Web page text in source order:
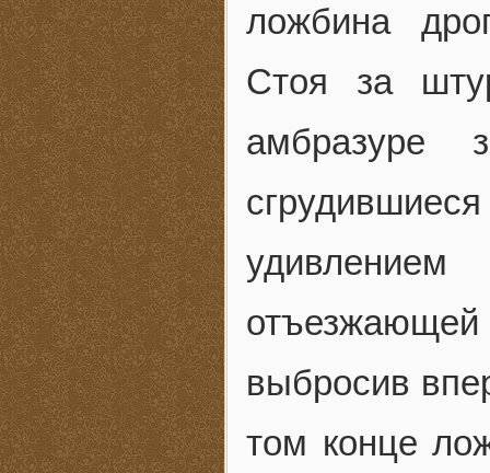
ложбина
Стоя за
амбразуре
выбросив
том конце